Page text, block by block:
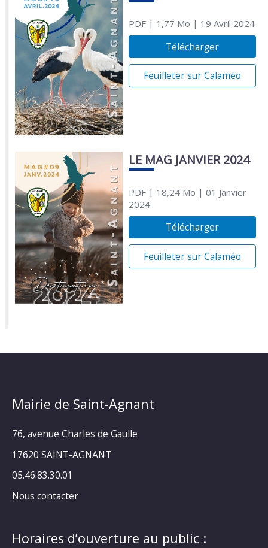
PDF| 1,77 Mo | 19 Avril 2024
Télécharger
Feuilleter sur Calaméo
LE MAG JANVIER 2024
PDF| 18,24 Mo | 01 Janvier
2024
Télécharger
Feuilleter sur Calaméo
Mairie de Saint-Agnant
76, avenue Charles de Gaulle
17620 SAINT-AGNANT
05.46.83.30.01
Nous contacter
Horaires d’ouverture au public :